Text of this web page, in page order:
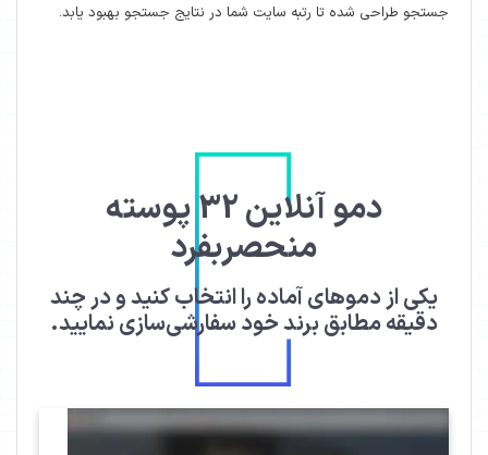
جستجو طراحی شده تا رتبه سایت شما در نتایج جستجو بهبود یابد.
دمو آنلاین 32 پوسته
منحصربفرد
یکی از دموهای آماده را انتخاب کنید و در چند
دقیقه مطابق برند خود سفارشی‌سازی نمایید.